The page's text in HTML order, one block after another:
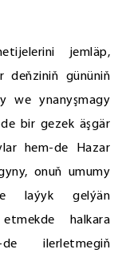
jemläp,
deňziniň gününiň
we ynanyşmagy
bir gezek äşgär
hem-de Hazar
onuň umumy
laýyk gelýän
halkara
de ilerletmegiň